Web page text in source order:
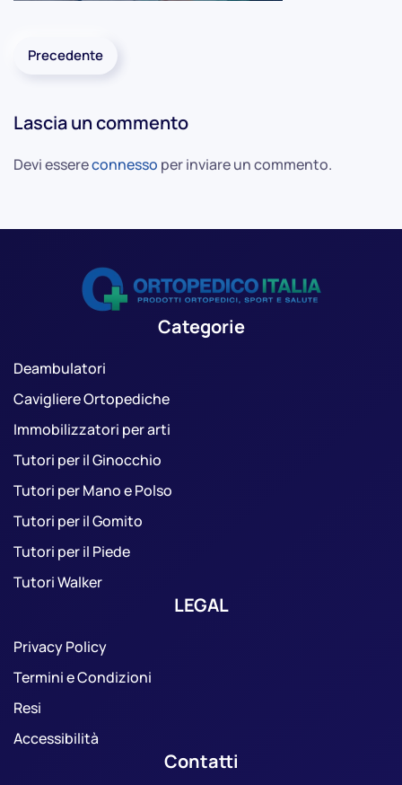
Precedente
Lascia un commento
Devi essereconnesso per inviare un commento.
Categorie
Deambulatori
Cavigliere Ortopediche
Immobilizzatori per arti
Tutori per il Ginocchio
Tutori per Mano e Polso
Tutori per il Gomito
Tutori per il Piede
Tutori Walker
LEGAL
Privacy Policy
Termini e Condizioni
Resi
Accessibilità
Contatti